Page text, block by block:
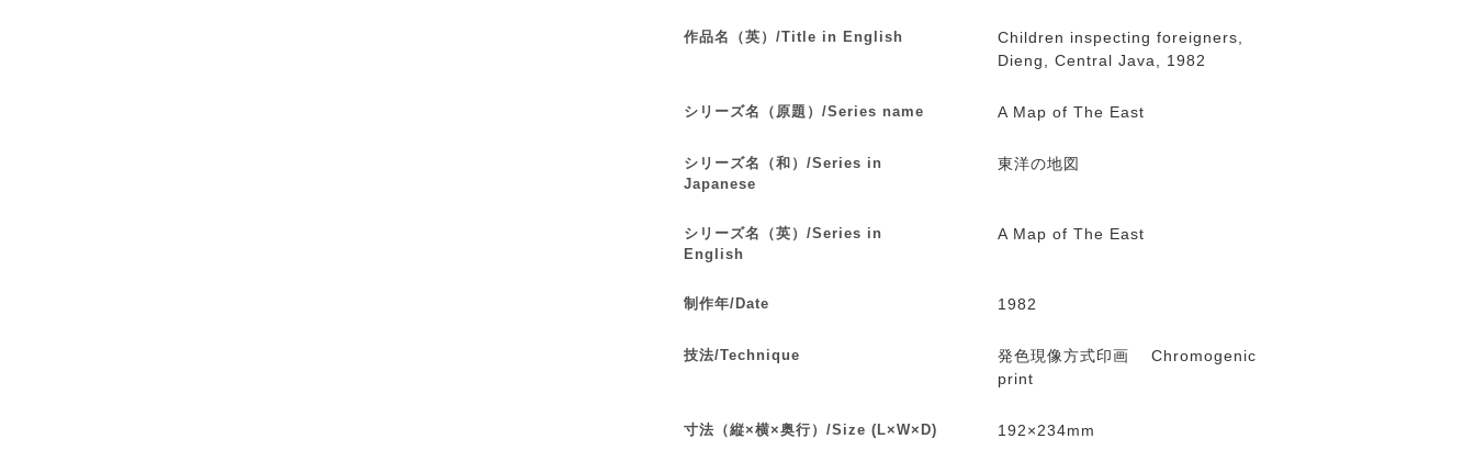
作品名（英）/Title in English
Children inspecting foreigners,
Dieng, Central Java, 1982
シリーズ名（原題）/Series name A Map of The East
シリーズ名（和）/Series in
Japanese
東洋の地図
シリーズ名（英）/Series in
English
A Map of The East
制作年/Date 1982
技法/Technique
発色現像方式印画 Chromogenic
print
寸法（縦×横×奥行）/Size (L×W×D) 192×234mm